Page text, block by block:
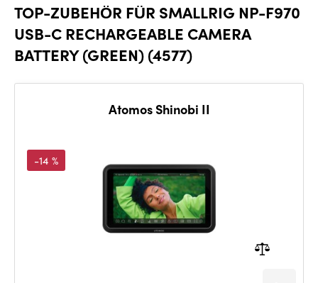
TOP-ZUBEHÖR FÜR SMALLRIG NP-F970
USB-C RECHARGEABLE CAMERA
BATTERY (GREEN) (4577)
Atomos Shinobi II
-14 %